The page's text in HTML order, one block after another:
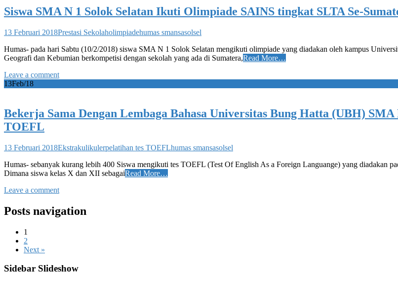
Siswa SMA N 1 Solok Selatan Ikuti Olimpiade SAINS tingkat SLTA Se-
13 Februari 2018Prestasi Sekolaholimpiadehumas smansasolsel
Humas- pada hari Sabtu (10/2/2018) siswa SMA N 1 Solok Selatan mengikuti olimpiade yang diadakan oleh kampus
Geografi dan Kebumian berkompetisi dengan sekolah yang ada di Sumatera,Read More…
Leave a comment
13Feb/18
Bekerja Sama Dengan Lembaga Bahasa Universitas Bung Hatta (UBH)
TOEFL
13 Februari 2018Ekstrakulikulerpelatihan tes TOEFLhumas smansasolsel
Humas- sebanyak kurang lebih 400 Siswa mengikuti tes TOEFL (Test Of English As a Foreign Languange) yang diadakan
Dimana siswa kelas X dan XII sebagaiRead More…
Leave a comment
Posts navigation
1
2
Next »
Sidebar Slideshow